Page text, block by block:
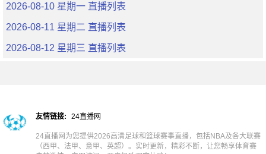
2026-08-10 星期一 直播列表
2026-08-11 星期二 直播列表
2026-08-12 星期三 直播列表
友情链接: 24直播网
24直播网为您提供2026高清足球和篮球赛事直播，包括NBA及各大联赛
（西甲、法甲、意甲、英超）。实时更新，精彩不断，让您畅享体育赛